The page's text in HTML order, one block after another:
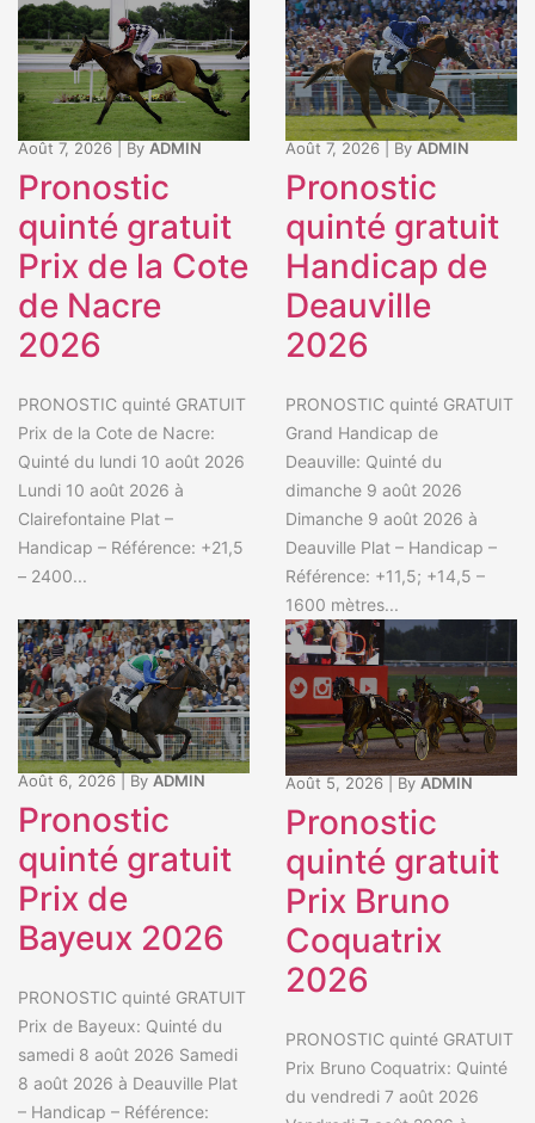
Août 7, 2026 By ADMIN
Pronostic
quinté gratuit
Prix de la Cote
de Nacre
2026
PRONOSTIC quinté GRATUIT
Prix de la Cote de Nacre:
Quinté du lundi 10 août 2026
Lundi 10 août 2026 à
Clairefontaine Plat –
Handicap – Référence: +21,5
– 2400...
Août 7, 2026 By ADMIN
Pronostic
quinté gratuit
Handicap de
Deauville
2026
PRONOSTIC quinté GRATUIT
Grand Handicap de
Deauville: Quinté du
dimanche 9 août 2026
Dimanche 9 août 2026 à
Deauville Plat – Handicap –
Référence: +11,5; +14,5 –
1600 mètres...
Août 6, 2026 By ADMIN
Pronostic
quinté gratuit
Prix de
Bayeux 2026
PRONOSTIC quinté GRATUIT
Prix de Bayeux: Quinté du
samedi 8 août 2026 Samedi
8 août 2026 à Deauville Plat
– Handicap – Référence:
Août 5, 2026 By ADMIN
Pronostic
quinté gratuit
Prix Bruno
Coquatrix
2026
PRONOSTIC quinté GRATUIT
Prix Bruno Coquatrix: Quinté
du vendredi 7 août 2026